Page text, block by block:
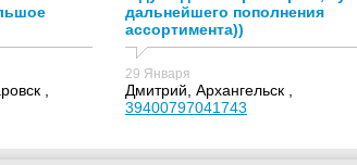
,
дальнейшего пополнения
ассортимента))
29 Января
Дмитрий, Архангельск ,
39400797041743